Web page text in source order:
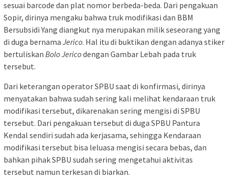
sesuai barcode dan plat nomor berbeda-beda. Dari pengakuan
Sopir, dirinya mengaku bahwa truk modifikasi dan BBM
Bersubsidi Yang diangkut nya merupakan milik seseorang yang
di duga bernama Jerico. Hal itu di buktikan dengan adanya stiker
bertuliskan Bolo Jericodengan Gambar Lebah pada truk
tersebut.
Dari keterangan operator SPBU saat di konfirmasi, dirinya
menyatakan bahwa sudah sering kali melihat kendaraan truk
modifikasi tersebut, dikarenakan sering mengisi di SPBU
tersebut. Dari pengakuan tersebut di duga SPBU Pantura
Kendal sendiri sudah ada kerjasama, sehingga Kendaraan
modifikasi tersebut bisa leluasa mengisi secara bebas, dan
bahkan pihak SPBU sudah sering mengetahui aktivitas
tersebut namun terkesan di biarkan.